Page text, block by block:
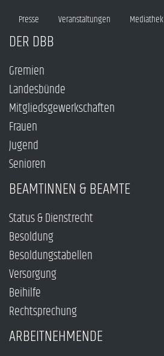
Presse Veranstaltungen Mediathek
DER DBB
Gremien
Landesbünde
Mitgliedsgewerkschaften
Frauen
Jugend
Senioren
BEAMTINNEN & BEAMTE
Status & Dienstrecht
Besoldung
Besoldungstabellen
Versorgung
Beihilfe
Rechtsprechung
ARBEITNEHMENDE